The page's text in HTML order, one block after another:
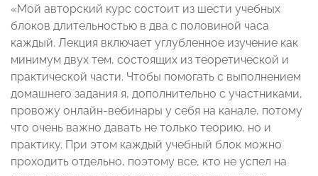
«Мой авторский курс состоит из шести учебных
блоков длительностью в два с половиной часа
каждый. Лекция включает углубленное изучение как
минимум двух тем, состоящих из теоретической и
практической части. Чтобы помогать с выполнением
домашнего задания я, дополнительно с участниками,
провожу онлайн-вебинары у себя на канале, потому
что очень важно давать не только теорию, но и
практику. При этом каждый учебный блок можно
проходить отдельно, поэтому все, кто не успел на